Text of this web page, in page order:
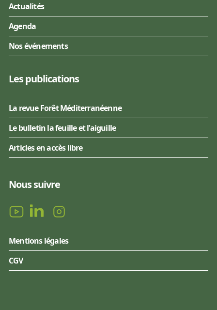
Actualités
Agenda
Nos événements
Les publications
La revue Forêt Méditerranéenne
Le bulletin la feuille et l'aiguille
Articles en accès libre
Nous suivre
Mentions légales
CGV